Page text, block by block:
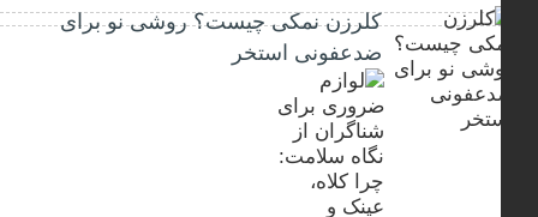
کلرزن نمکی چیست؟ روشی نو برای
ضدعفونی استخر